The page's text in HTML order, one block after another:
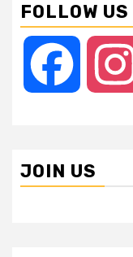
FOLLOW US
Facebook
JOIN US